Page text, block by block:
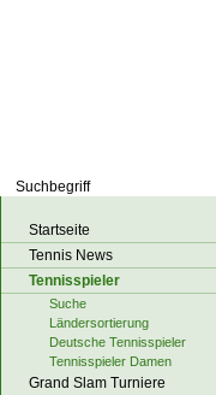
Startseite
Tennis News
Tennisspieler
Suche
Ländersortierung
Deutsche Tennisspieler
Tennisspieler Damen
Grand Slam Turniere